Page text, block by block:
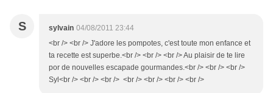
S sylvain 04/08/2011 23:44
<br /> <br /> J'adore les pompotes, c'est toute mon enfance et
ta recette est superbe.<br /> <br /> <br /> Au plaisir de te lire
por de nouvelles escapade gourmandes.<br /> <br /> <br />
Syl<br /> <br /> <br /> <br /> <br /> <br /> <br />